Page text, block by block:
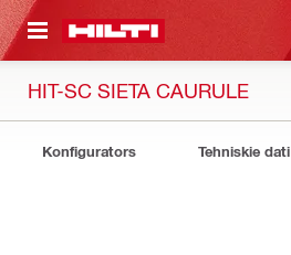
SATURU
HIT-SC SIETA CAURULE
Konfigurators Tehniskie dati